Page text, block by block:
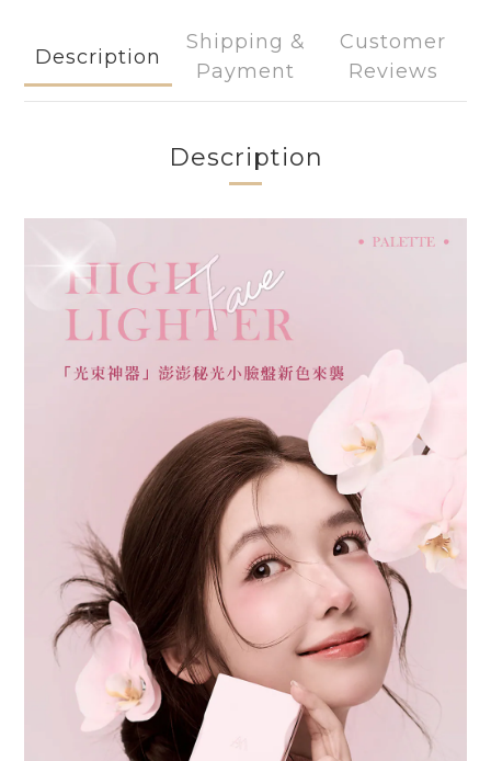
Description
Shipping &
Payment
Customer
Reviews
Description